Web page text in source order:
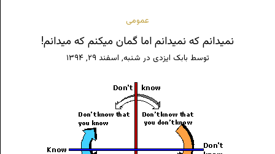
عمومی
نمیدانم که نمیدانم اما گمان میکنم که میدانم!
توسط بابک ایزدی در شنبه, اسفند ۲۹, ۱۳۹۴